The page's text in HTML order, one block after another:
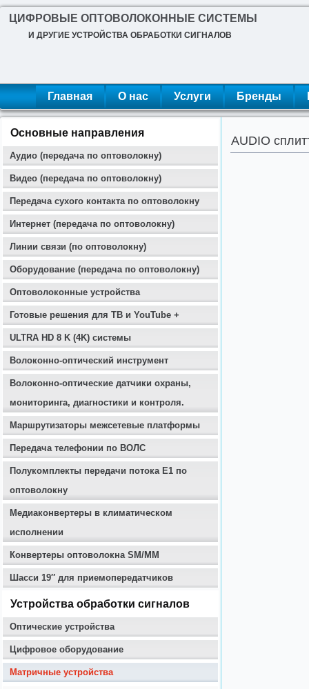
ЦИФРОВЫЕ ОПТОВОЛОКОННЫЕ СИСТЕМЫ
И ДРУГИЕ УСТРОЙСТВА ОБРАБОТКИ СИГНАЛОВ
Главная О нас Услуги Бренды
Основные направления
Аудио (передача по оптоволокну)
Видео (передача по оптоволокну)
Передача сухого контакта по оптоволокну
Интернет (передача по оптоволокну)
Линии связи (по оптоволокну)
Оборудование (передача по оптоволокну)
Оптоволоконные устройства
Готовые решения для ТВ и YouTube +
ULTRA HD 8 K (4K) системы
Волоконно-оптический инструмент
Волоконно-оптические датчики охраны,
мониторинга, диагностики и контроля.
Маршрутизаторы межсетевые платформы
Передача телефонии по ВОЛС
Полукомплекты передачи потока E1 по
оптоволокну
Медиаконвертеры в климатическом
исполнении
Конвертеры оптоволокна SM/MM
Шасси 19″ для приемопередатчиков
Устройства обработки сигналов
Оптические устройства
Цифровое оборудование
Матричные устройства
AUDIO